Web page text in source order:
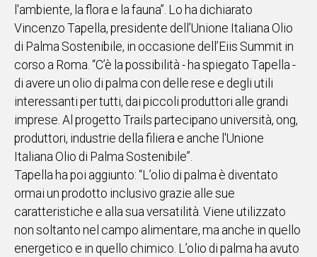
STORIE
VIDEO
UNISCITI
WHATSAPP
Social
l'ambiente, la flora e la fauna”. Lo ha dichiarato
Vincenzo Tapella, presidente dell’Unione Italiana Olio
di Palma Sostenibile, in occasione dell’Eiis Summit in
corso a Roma. “C’è la possibilità - ha spiegato Tapella -
di avere un olio di palma con delle rese e degli utili
interessanti per tutti, dai piccoli produttori alle grandi
imprese. Al progetto Trails partecipano università, ong,
produttori, industrie della filiera e anche l'Unione
Italiana Olio di Palma Sostenibile”.
Tapella ha poi aggiunto: “L’olio di palma è diventato
ormai un prodotto inclusivo grazie alle sue
caratteristiche e alla sua versatilità. Viene utilizzato
non soltanto nel campo alimentare, ma anche in quello
energetico e in quello chimico. L’olio di palma ha avuto